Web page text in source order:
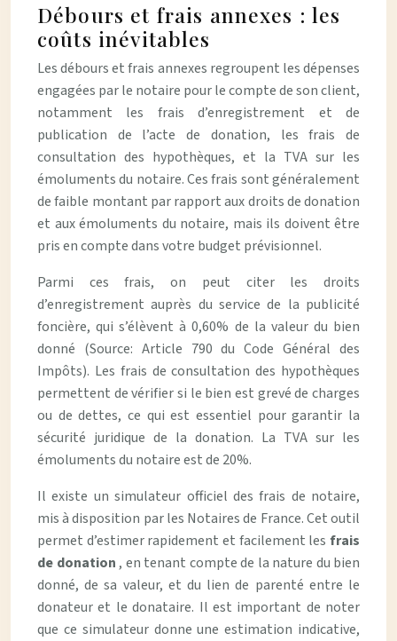
Débours et frais annexes : les
coûts inévitables
Les débours et frais annexes regroupent les dépenses
engagées par le notaire pour le compte de son client,
notamment les frais d’enregistrement et de
publication de l’acte de donation, les frais de
consultation des hypothèques, et la TVA sur les
émoluments du notaire. Ces frais sont généralement
de faible montant par rapport aux droits de donation
et aux émoluments du notaire, mais ils doivent être
pris en compte dans votre budget prévisionnel.
Parmi ces frais, on peut citer les droits
d’enregistrement auprès du service de la publicité
foncière, qui s’élèvent à 0,60% de la valeur du bien
donné (Source: Article 790 du Code Général des
Impôts). Les frais de consultation des hypothèques
permettent de vérifier si le bien est grevé de charges
ou de dettes, ce qui est essentiel pour garantir la
sécurité juridique de la donation. La TVA sur les
émoluments du notaire est de 20%.
Il existe un simulateur officiel des frais de notaire,
mis à disposition par les Notaires de France. Cet outil
permet d’estimer rapidement et facilement les frais
de donation , en tenant compte de la nature du bien
donné, de sa valeur, et du lien de parenté entre le
donateur et le donataire. Il est important de noter
que ce simulateur donne une estimation indicative,